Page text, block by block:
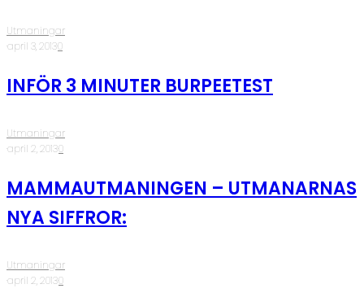
Utmaningar
·april 3, 2013·0
INFÖR 3 MINUTER BURPEETEST
Utmaningar
·april 2, 2013·0
MAMMAUTMANINGEN – UTMANARNAS
NYA SIFFROR:
Utmaningar
·april 2, 2013·0